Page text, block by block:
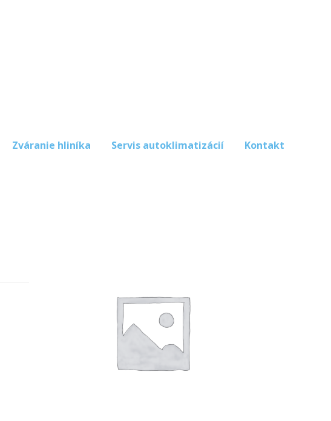
Zváranie hliníka Servis autoklimatizácií Kontakt